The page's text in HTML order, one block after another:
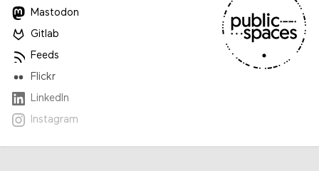
Mastodon
Gitlab
Feeds
Flickr
LinkedIn
Instagram